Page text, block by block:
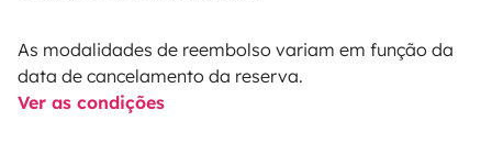
As modalidades de reembolso variam em função da
data de cancelamento da reserva.
Ver as condições